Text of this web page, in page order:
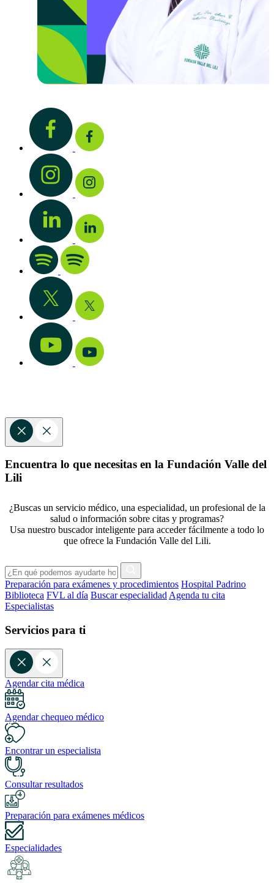
Encuentra lo que necesitas en la Fundación Valle del
Lili
¿Buscas un servicio médico, una especialidad, un profesional de la
salud o información sobre citas y programas?
Usa nuestro buscador inteligente para acceder fácilmente a todo lo
que ofrece la Fundación Valle del Lili.
Preparación para exámenes y procedimientos Hospital Padrino
Biblioteca FVL al día Buscar especialidad Agenda tu cita
Especialistas
Servicios para ti
Agendar cita médica
Agendar chequeo médico
Encontrar un especialista
Consultar resultados
Preparación para exámenes médicos
Especialidades